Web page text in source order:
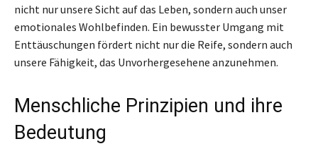
nicht nur unsere Sicht auf das Leben, sondern auch unser
emotionales Wohlbefinden. Ein bewusster Umgang mit
Enttäuschungen fördert nicht nur die Reife, sondern auch
unsere Fähigkeit, das Unvorhergesehene anzunehmen.
Menschliche Prinzipien und ihre
Bedeutung